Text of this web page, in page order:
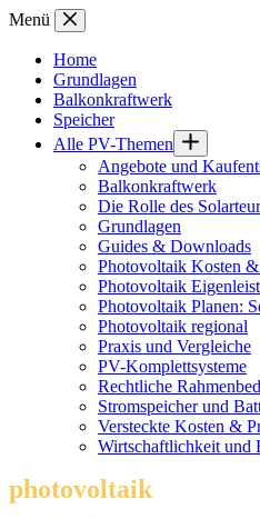
Zum
springen
Menü
Home
Grundlagen
Balkonkraftwerk
Speicher
Alle PV-Themen
Angebote und
Balkonkraftwerk
Die Rolle des
Grundlagen
Guides & Downloads
Photovoltaik Kosten &
Photovoltaik
Photovoltaik Planen:
Photovoltaik regional
Praxis und Vergleiche
PV-Komplettsysteme
Rechtliche
Stromspeicher und
Versteckte Kosten &
Wirtschaftlichkeit und
photovoltaik